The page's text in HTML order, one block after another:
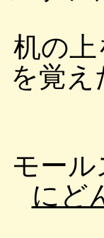
机の
を覚
モー
にど